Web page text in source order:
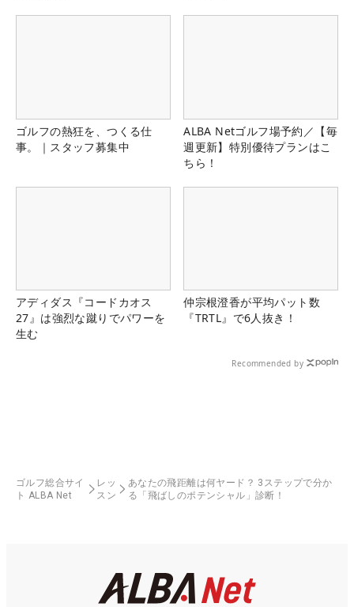
ゴルフの熱狂を、つくる仕
事。｜スタッフ募集中
ALBA Netゴルフ場予約／【毎
週更新】特別優待プランはこ
ちら！
アディダス『コードカオス
27』は強烈な蹴りでパワーを
生む
仲宗根澄香が平均パット数
『TRTL』で6人抜き！
Recommended by
ゴルフ総合サイ
ト ALBA Net
レッ
スン
あなたの飛距離は何ヤード？ 3ステップで分か
る「飛ばしのポテンシャル」診断！